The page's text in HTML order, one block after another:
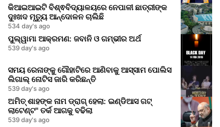
କିଆଇଆଇଟି ବିଶ୍ଵବିଦ୍ୟାଳୟରେ ନେପାଳୀ ଛାତ୍ରୀଙ୍କ
ଦୁଃଖଦ ମୃତ୍ୟୁ ଆନ୍ଦୋଳନ ଚାଲିଛି
534 day's ago
ପୁଲ୍ୱାମା ଆକ୍ରମଣ: ଜବାନି ଓ ଗମ୍ଭୀର ଅର୍ଥ
539 day's ago
ସମୟ ରେନାଙ୍କୁ ଗୌହାଟିରେ ଆଣିବାକୁ ଆସ୍ସାମ ପୋଲିସ
ଲିଗାଲ୍ ନୋଟିସ ଜାରି କରିଛନ୍ତି
539 day's ago
ଅମିତ୍ ଶାହଙ୍କ ନାମ ଡ୍ରାଗ୍ ହେଲା: ଇଣ୍ଡିଆସ ଗଟ୍
ଲାଟେଣ୍ଟ" ତର୍କ ଆଗକୁ ବଢିଲା
539 day's ago